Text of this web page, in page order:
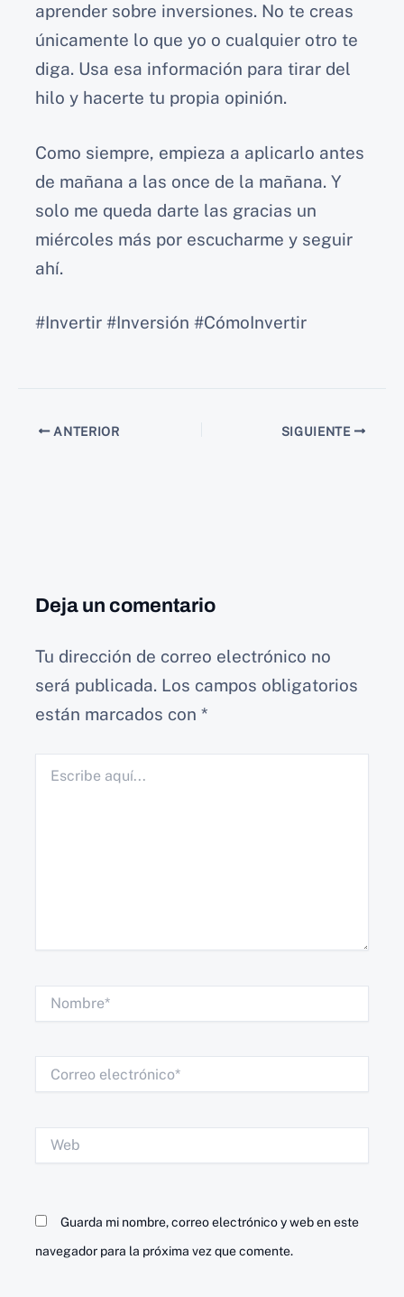
aprender sobre inversiones. No te creas
únicamente lo que yo o cualquier otro te
diga. Usa esa información para tirar del
hilo y hacerte tu propia opinión.
Como siempre, empieza a aplicarlo antes
de mañana a las once de la mañana. Y
solo me queda darte las gracias un
miércoles más por escucharme y seguir
ahí.
#Invertir #Inversión #CómoInvertir
ANTERIOR SIGUIENTE
Deja un comentario
Tu dirección de correo electrónico no
será publicada. Los campos obligatorios
están marcados con *
aquí...
electrónico*
Guarda mi nombre, correo electrónico y web en este
navegador para la próxima vez que comente.